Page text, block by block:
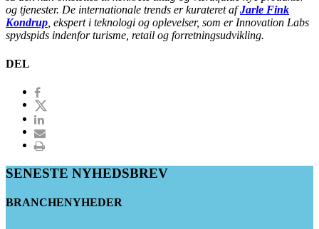
og tjenester. De internationale trends er kurateret af Jarle Fink
Kondrup, ekspert i teknologi og oplevelser, som er Innovation Labs
spydspids indenfor turisme, retail og forretningsudvikling.
DEL
SENESTE NYHEDSBREV
BRANCHENYHEDER